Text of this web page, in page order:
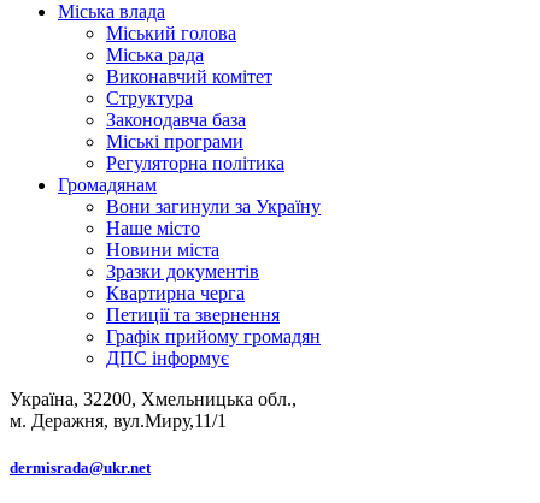
Міська влада
Міський голова
Міська рада
Виконавчий комітет
Структура
Законодавча база
Міські програми
Регуляторна політика
Громадянам
Вони загинули за Україну
Наше місто
Новини міста
Зразки документів
Квартирна черга
Петиції та звернення
Графік прийому громадян
ДПС інформує
Україна, 32200, Хмельницька обл.,
м. Деражня, вул.Миру,11/1
dermisrada@ukr.net